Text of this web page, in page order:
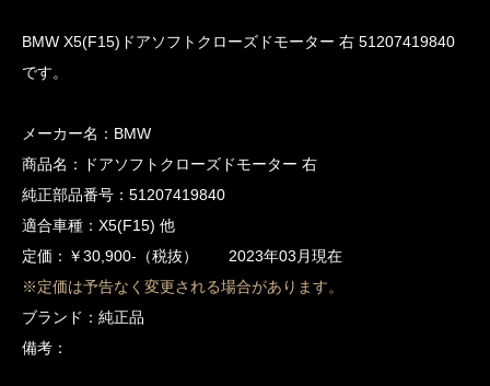
BMW X5(F15)ドアソフトクローズドモーター 右 51207419840
です。
メーカー名：BMW
商品名：ドアソフトクローズドモーター 右
純正部品番号：51207419840
適合車種：X5(F15) 他
定価：￥30,900-（税抜） 2023年03月現在
※定価は予告なく変更される場合があります。
ブランド：純正品
備考：